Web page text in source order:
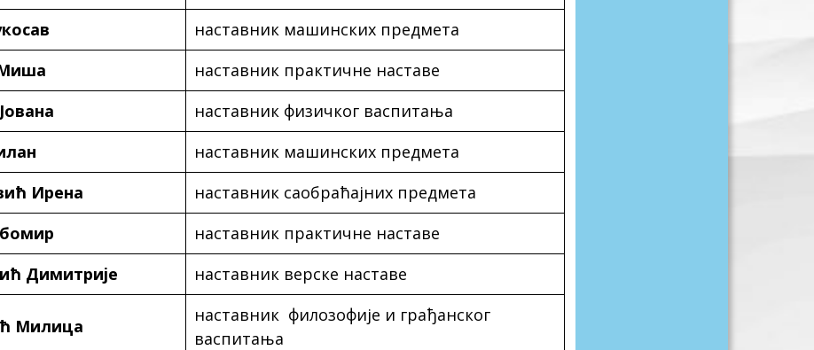
наставник машинских предмета
наставник практичне наставе
наставник физичког васпитања
наставник машинских предмета
Ирена
наставник саобраћајних предмета
наставник практичне наставе
Димитрије наставник верске наставе
Милица
наставник филозофије и грађанског
васпитања